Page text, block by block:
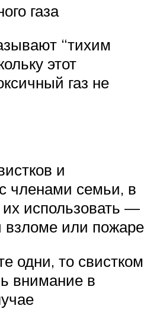
газа
“тихим
этот
газ не
и
членами семьи, в
их использовать —
взломе или пожаре
одни, то свистком
внимание в